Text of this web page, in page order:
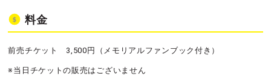
料金
前売チケット 3,500円（メモリアルファンブック付き）
※当日チケットの販売はございません